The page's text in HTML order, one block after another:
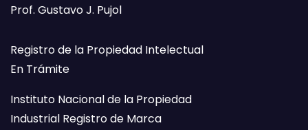
Prof. Gustavo J. Pujol
Registro de la Propiedad Intelectual
En Trámite
Instituto Nacional de la Propiedad
Industrial Registro de Marca